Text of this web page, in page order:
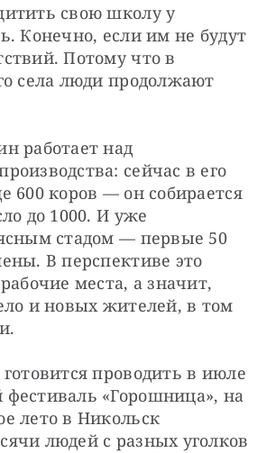
свою школу у
Конечно, если им не будут
Потому что в
села люди продолжают
работает над
сейчас в его
600 коров — он собирается
до 1000. И уже
стадом — первые 50
В перспективе это
места, а значит,
и новых жителей, в том
проводить в июле
«Горошница», на
лето в Никольск
людей с разных уголков